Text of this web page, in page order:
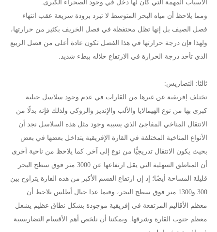
الأسباب المهمة التي كان لها دخل في وجود الصحراء الكبرى.
ومما يلاحظ أن مياه البحر المتوسط لا تبرد برودة سريعة عقب انتهاء
فصل الصيف بل إنها تظل محتفظة في فصل الخريف بكثير من حرارتها،
ولهذا فإن درجة حرارتها في هذا الفصل تكون عادة أعلى من فصل الربيع
الذي تأخذ درجة الحرارة في الارتفاع خلاله ببطء شديد.
ثالثا: التضاريس:
تختلف إفريقية عن غيرها من القارات في عدم وجود سلاسل جبلية
كبرى بها من نوع الهيمالايا والألب والإنديز والروكي ولذلك فإنه بدلًا من
الانتقال المناخي المفاجئ الذي يسببه وجود مثل هذه السلاسل نجد أن
الأنواع المناخية المختلفة في القارة الإفريقية يتداخل بعضها في بعض
بحيث يكون الانتقال تدريجيًّا من نوع إلى آخر. كما يلاحظ من ناحية أخرى
أن المناطق السهلية التي يقل ارتفاعها عن 3000 متر فوق سطح البحر
قليلة المساحة أيضًا؛ إذ إن ارتفاع القسم الأكبر من هذه القارة يتراوح بين
300 و1300 متر فوق سطح البحر، وفيما عدا جبال أطلس نلاحظ أن
معظم الأقاليم المرتفعة في إفريقية موجودة بشكل نطاق عظيم يشغل
معظم جنوب القارة وشرقها. ويمكننا أن نلخص أهم الأقسام التضاريسية